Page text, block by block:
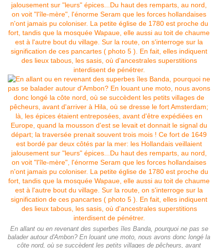
En allant ou en revenant des superbes îles Banda, pourquoi ne pas se
balader autour d'Ambon? En louant une moto, nous avons donc longé la
côte nord, où se succèdent les petits villages de pêcheurs, avant